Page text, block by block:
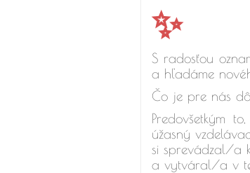
✨
S radosťou
a hľadáme
Čo je pre nás
Predovšetkým
úžasný
si sprevádzal/a
a vytváral/a v